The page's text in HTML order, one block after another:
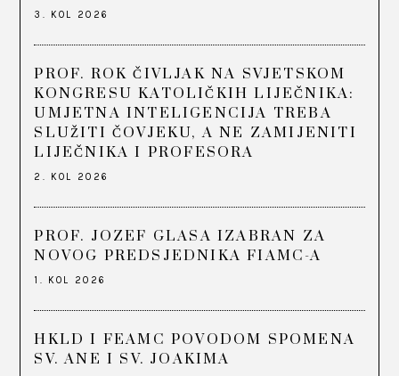
3. KOL 2026
PROF. ROK ČIVLJAK NA SVJETSKOM
KONGRESU KATOLIČKIH LIJEČNIKA:
UMJETNA INTELIGENCIJA TREBA
SLUŽITI ČOVJEKU, A NE ZAMIJENITI
LIJEČNIKA I PROFESORA
2. KOL 2026
PROF. JOZEF GLASA IZABRAN ZA
NOVOG PREDSJEDNIKA FIAMC-A
1. KOL 2026
HKLD I FEAMC POVODOM SPOMENA
SV. ANE I SV. JOAKIMA